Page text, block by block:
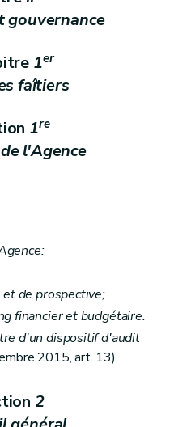
spécifiques aux maisons d'habitation de type familial
spécifiques aux abris de nuit
et sanctions
Dispositions communes
1re
Contrôle
pénales spécifiques
1re
Maison d'accueil, maisons de vie communautaire et maisons d'hébergement de type familial
2 Abris de nuit
Programmation
gouvernance
1er
faîtiers
1re
l'Agence
de prospective;
financier et budgétaire.
d'un dispositif d'audit
2015, art. 13)
2